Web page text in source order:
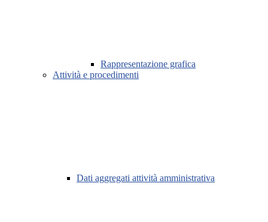
Rappresentazione grafica
Attività e procedimenti
Dati aggregati attività amministrativa